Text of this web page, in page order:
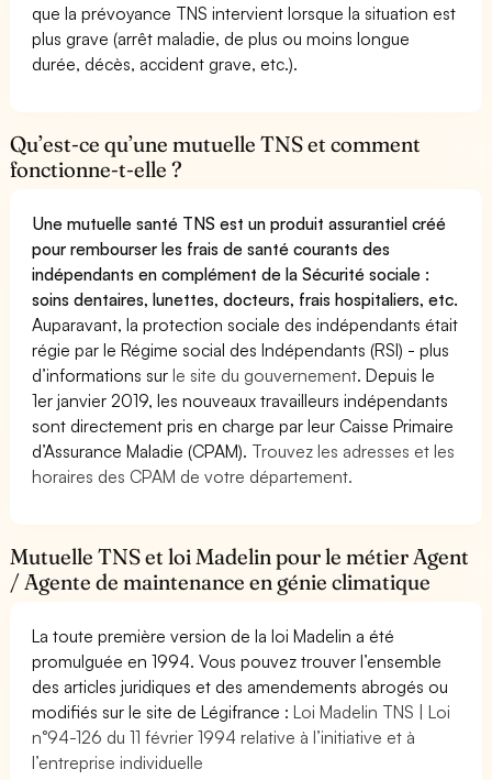
que la prévoyance TNS intervient lorsque la situation est
plus grave (arrêt maladie, de plus ou moins longue
durée, décès, accident grave, etc.).
Qu’est-ce qu’une mutuelle TNS et comment
fonctionne-t-elle ?
Une mutuelle santé TNS est un produit assurantiel créé
pour rembourser les frais de santé courants des
indépendants en complément de la Sécurité sociale :
soins dentaires, lunettes, docteurs, frais hospitaliers, etc.
Auparavant, la protection sociale des indépendants était
régie par le Régime social des Indépendants (RSI) - plus
d’informations surle site du gouvernement. Depuis le
1er janvier 2019, les nouveaux travailleurs indépendants
sont directement pris en charge par leur Caisse Primaire
d’Assurance Maladie (CPAM). Trouvez les adresses et les
horaires des CPAM de votre département.
Mutuelle TNS et loi Madelin pour le métier Agent
/ Agente de maintenance en génie climatique
La toute première version de la loi Madelin a été
promulguée en 1994. Vous pouvez trouver l’ensemble
des articles juridiques et des amendements abrogés ou
modifiés sur le site de Légifrance :Loi Madelin TNS | Loi
n°94-126 du 11 février 1994 relative à l’initiative et à
l’entreprise individuelle